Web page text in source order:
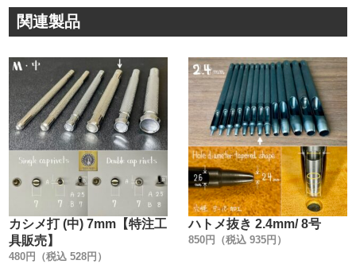
その為、著しく耐久性や、見た目が良くありません。
・
【金属のシワ】が少ないのが特徴です。
金属のシワを少なくする事により、正面から見た時に綺麗
な正円を描いています。
創業100年以上に及ぶ歴史が、大量生産品にもかかわら
ず、このクオリティーを維持し続けて、お客様に愛され続
けている理由です。
・
カシメ金具1つとっても、世の中には様々なメーカーがあり
ます。
『革を止めるだけでしょ』と、金具の品質にこだわらない
方もいらっしゃるかもしれません。
関連製品
カシメ打 (中) 7mm【特注工
具販売】
480円（税込 528円）
ハトメ抜き 2.4mm/ 8号
850円（税込 935円）